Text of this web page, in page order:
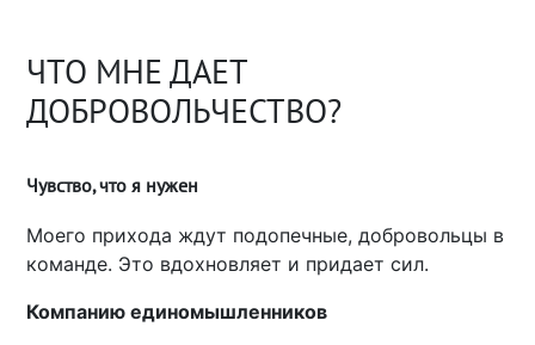
ЧТО МНЕ ДАЕТ
ДОБРОВОЛЬЧЕСТВО?
Чувство, что я нужен
Моего прихода ждут подопечные, добровольцы в
команде. Это вдохновляет и придает сил.
Компанию единомышленников